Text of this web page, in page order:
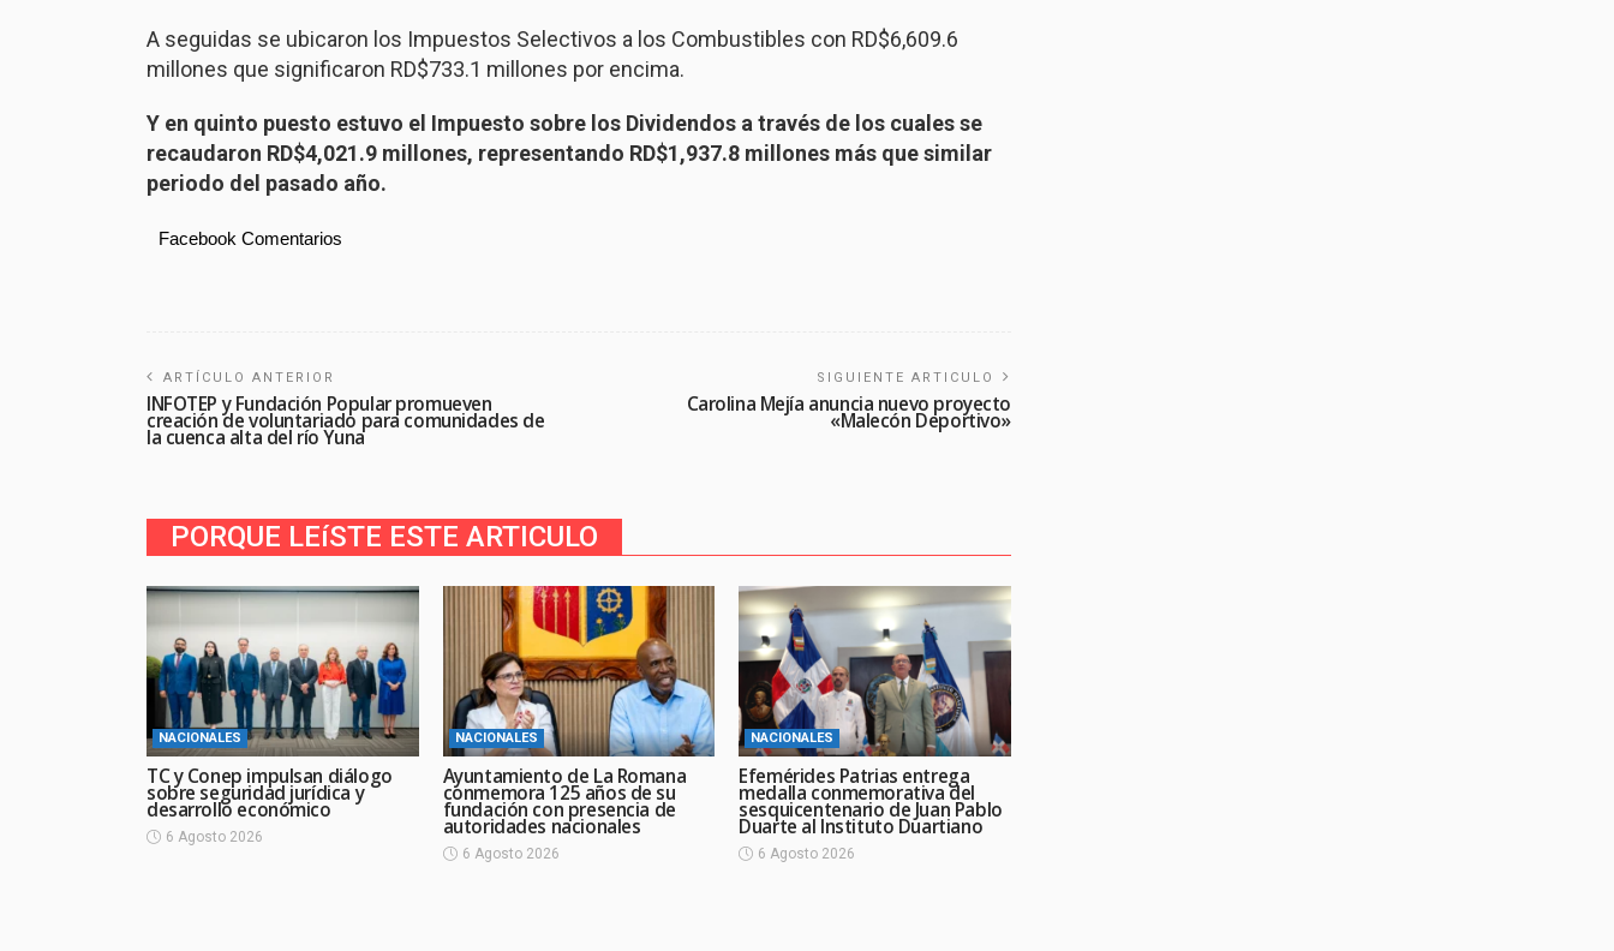
A seguidas se ubicaron los Impuestos Selectivos a los Combustibles con RD$6,609.6
millones que significaron RD$733.1 millones por encima.
Y en quinto puesto estuvo el Impuesto sobre los Dividendos a través de los cuales se
recaudaron RD$4,021.9 millones, representando RD$1,937.8 millones más que similar
periodo del pasado año.
Facebook Comentarios
ARTÍCULO ANTERIOR
INFOTEP y Fundación Popular promueven
creación de voluntariado para comunidades de
la cuenca alta del río Yuna
SIGUIENTE ARTICULO
Carolina Mejía anuncia nuevo proyecto
«Malecón Deportivo»
PORQUE LEíSTE ESTE ARTICULO
NACIONALES
TC y Conep impulsan diálogo
sobre seguridad jurídica y
desarrollo económico
6 Agosto 2026
NACIONALES
Ayuntamiento de La Romana
conmemora 125 años de su
fundación con presencia de
autoridades nacionales
6 Agosto 2026
NACIONALES
Efemérides Patrias entrega
medalla conmemorativa del
sesquicentenario de Juan Pablo
Duarte al Instituto Duartiano
6 Agosto 2026